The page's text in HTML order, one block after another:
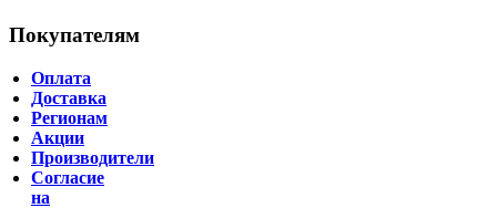
Покупателям
Оплата
Доставка
Регионам
Акции
Производители
Согласие
на